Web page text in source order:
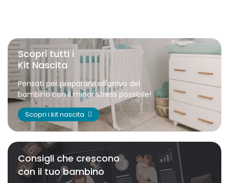
Scopri tutti i
Kit Nascita
Pensati per prepararvi all'arrivo del
bambino con il minor stress possibile!
Scopri i kit nascita
Consigli che crescono
con il tuo bambino